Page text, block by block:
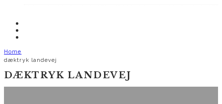
Home
dæktryk landevej
DÆKTRYK LANDEVEJ